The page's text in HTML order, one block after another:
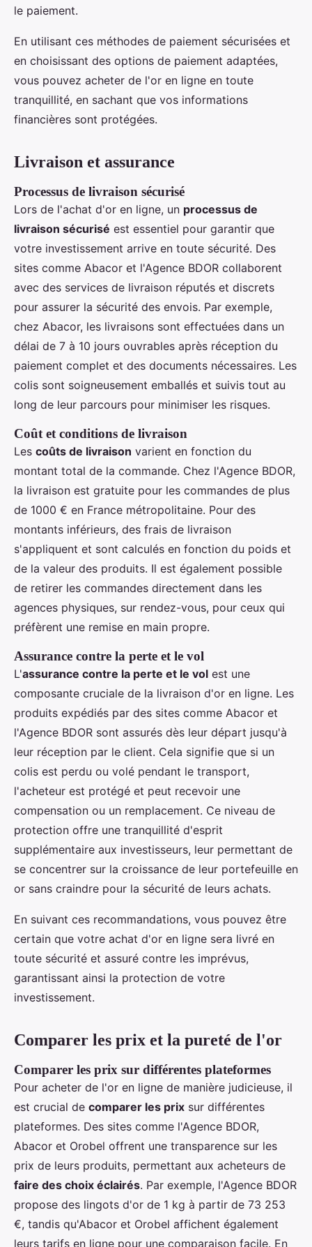
le paiement.
En utilisant ces méthodes de paiement sécurisées et
en choisissant des options de paiement adaptées,
vous pouvez acheter de l'or en ligne en toute
tranquillité, en sachant que vos informations
financières sont protégées.
Livraison et assurance
Processus de livraison sécurisé
Lors de l'achat d'or en ligne, un processus de
livraison sécurisé est essentiel pour garantir que
votre investissement arrive en toute sécurité. Des
sites comme Abacor et l'Agence BDOR collaborent
avec des services de livraison réputés et discrets
pour assurer la sécurité des envois. Par exemple,
chez Abacor, les livraisons sont effectuées dans un
délai de 7 à 10 jours ouvrables après réception du
paiement complet et des documents nécessaires. Les
colis sont soigneusement emballés et suivis tout au
long de leur parcours pour minimiser les risques.
Coût et conditions de livraison
Les coûts de livraison varient en fonction du
montant total de la commande. Chez l'Agence BDOR,
la livraison est gratuite pour les commandes de plus
de 1000 € en France métropolitaine. Pour des
montants inférieurs, des frais de livraison
s'appliquent et sont calculés en fonction du poids et
de la valeur des produits. Il est également possible
de retirer les commandes directement dans les
agences physiques, sur rendez-vous, pour ceux qui
préfèrent une remise en main propre.
Assurance contre la perte et le vol
L'assurance contre la perte et le vol est une
composante cruciale de la livraison d'or en ligne. Les
produits expédiés par des sites comme Abacor et
l'Agence BDOR sont assurés dès leur départ jusqu'à
leur réception par le client. Cela signifie que si un
colis est perdu ou volé pendant le transport,
l'acheteur est protégé et peut recevoir une
compensation ou un remplacement. Ce niveau de
protection offre une tranquillité d'esprit
supplémentaire aux investisseurs, leur permettant de
se concentrer sur la croissance de leur portefeuille en
or sans craindre pour la sécurité de leurs achats.
En suivant ces recommandations, vous pouvez être
certain que votre achat d'or en ligne sera livré en
toute sécurité et assuré contre les imprévus,
garantissant ainsi la protection de votre
investissement.
Comparer les prix et la pureté de l'or
Comparer les prix sur différentes plateformes
Pour acheter de l'or en ligne de manière judicieuse, il
est crucial de comparer les prix sur différentes
plateformes. Des sites comme l'Agence BDOR,
Abacor et Orobel offrent une transparence sur les
prix de leurs produits, permettant aux acheteurs de
faire des choix éclairés. Par exemple, l'Agence BDOR
propose des lingots d'or de 1 kg à partir de 73 253
€, tandis qu'Abacor et Orobel affichent également
leurs tarifs en ligne pour une comparaison facile. En